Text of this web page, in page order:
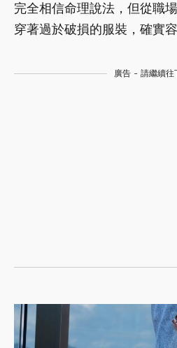
完全相信命理說法，但從職
穿著過於破損的服裝，確實
廣告 - 請繼續往